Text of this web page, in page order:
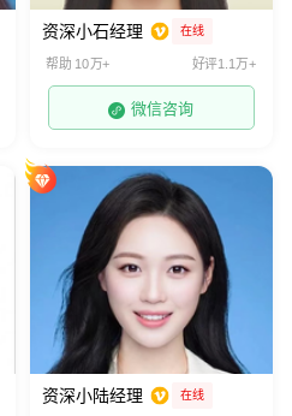
资深小石经理 在线
帮助 10万+ 好评1.1万+
微信咨询
资深小陆经理 在线